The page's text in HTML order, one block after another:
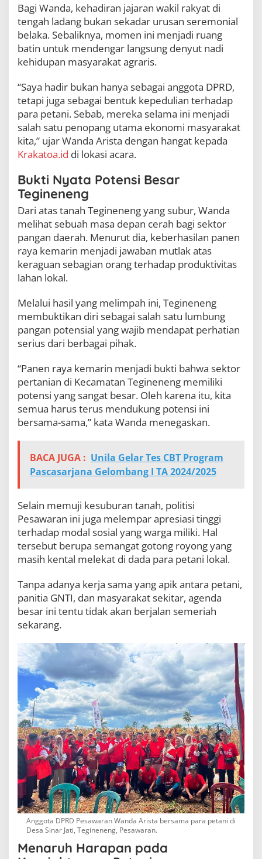
t
n
i
M
e
m
u
m
b
n
g
T
n
g
g
Bagi Wanda, kehadiran jajaran wakil rakyat di
tengah ladang bukan sekadar urusan seremonial
belaka. Sebaliknya, momen ini menjadi ruang
batin untuk mendengar langsung denyut nadi
kehidupan masyarakat agraris.
“Saya hadir bukan hanya sebagai anggota DPRD,
tetapi juga sebagai bentuk kepedulian terhadap
para petani. Sebab, mereka selama ini menjadi
salah satu penopang utama ekonomi masyarakat
kita,” ujar Wanda Arista dengan hangat kepada
Krakatoa.id di lokasi acara.
Bukti Nyata Potensi Besar
Tegineneng
Dari atas tanah Tegineneng yang subur, Wanda
melihat sebuah masa depan cerah bagi sektor
pangan daerah. Menurut dia, keberhasilan panen
raya kemarin menjadi jawaban mutlak atas
keraguan sebagian orang terhadap produktivitas
lahan lokal.
Melalui hasil yang melimpah ini, Tegineneng
membuktikan diri sebagai salah satu lumbung
pangan potensial yang wajib mendapat perhatian
serius dari berbagai pihak.
“Panen raya kemarin menjadi bukti bahwa sektor
pertanian di Kecamatan Tegineneng memiliki
potensi yang sangat besar. Oleh karena itu, kita
semua harus terus mendukung potensi ini
bersama-sama,” kata Wanda menegaskan.
BACA JUGA : Unila Gelar Tes CBT Program
Pascasarjana Gelombang I TA 2024/2025
Selain memuji kesuburan tanah, politisi
Pesawaran ini juga melempar apresiasi tinggi
terhadap modal sosial yang warga miliki. Hal
tersebut berupa semangat gotong royong yang
masih kental melekat di dada para petani lokal.
Tanpa adanya kerja sama yang apik antara petani,
panitia GNTI, dan masyarakat sekitar, agenda
besar ini tentu tidak akan berjalan semeriah
sekarang.
Anggota DPRD Pesawaran Wanda Arista bersama para petani di
Desa Sinar Jati, Tegineneng, Pesawaran.
Menaruh Harapan pada